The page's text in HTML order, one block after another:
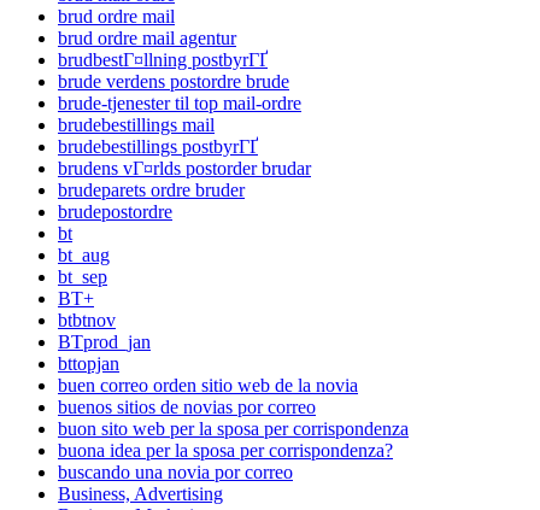
brud ordre mail
brud ordre mail agentur
brudbestГ¤llning postbyrГҐ
brude verdens postordre brude
brude-tjenester til top mail-ordre
brudebestillings mail
brudebestillings postbyrГҐ
brudens vГ¤rlds postorder brudar
brudeparets ordre bruder
brudepostordre
bt
bt_aug
bt_sep
BT+
btbtnov
BTprod_jan
bttopjan
buen correo orden sitio web de la novia
buenos sitios de novias por correo
buon sito web per la sposa per corrispondenza
buona idea per la sposa per corrispondenza?
buscando una novia por correo
Business, Advertising